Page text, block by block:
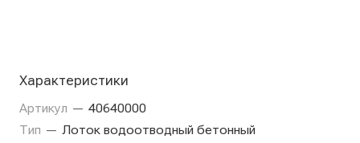
Характеристики
Артикул — 40640000
Тип — Лоток водоотводный бетонный